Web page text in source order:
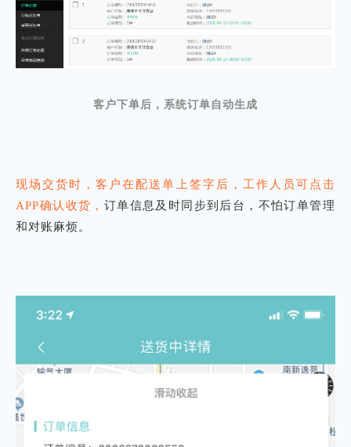
客户下单后，系统订单自动生成
现场交货时，客户在配送单上签字后，工作人员可点击
APP确认收货， 订单信息及时同步到后台，不怕订单管理
和对账麻烦。